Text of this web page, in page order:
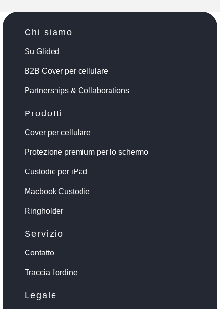
Chi siamo
Su Glided
B2B Cover per cellulare
Partnerships & Collaborations
Prodotti
Cover per cellulare
Protezione premium per lo schermo
Custodie per iPad
Macbook Custodie
Ringholder
Servizio
Contatto
Traccia l'ordine
Legale